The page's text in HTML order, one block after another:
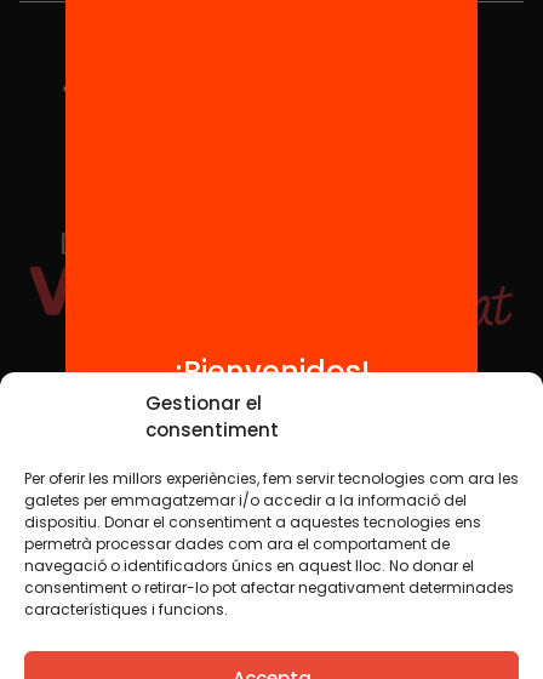
Gestionar el
consentiment
Per oferir les millors experiències, fem servir tecnologies com ara les
galetes per emmagatzemar i/o accedir a la informació del
dispositiu. Donar el consentiment a aquestes tecnologies ens
permetrà processar dades com ara el comportament de
navegació o identificadors únics en aquest lloc. No donar el
consentiment o retirar-lo pot afectar negativament determinades
característiques i funcions.
Redes sociales
TWT YTB IG FB IN
Aviso legalPolítica de cookies
Creemos que el conocimiento debe compartirse. Por eso
¡Bienvenidos!